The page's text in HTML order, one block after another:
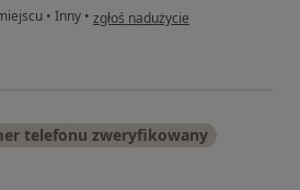
• Inny • w opinii użytkownika Karolina
zgłoś nadużycie
telefonu zweryfikowany